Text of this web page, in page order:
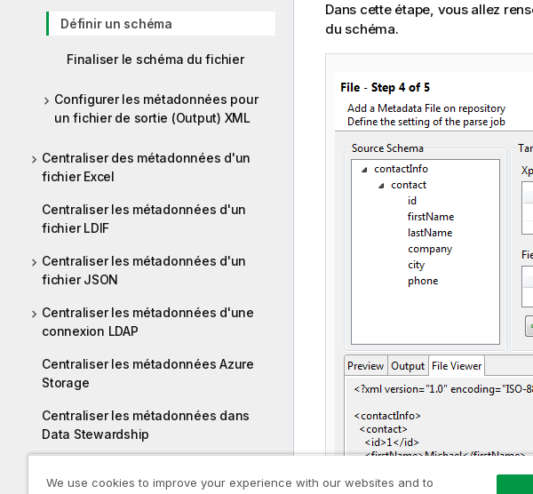
Définir un schéma
Finaliser le schéma du fichier
Configurer les métadonnées pour
un fichier de sortie (Output) XML
Centraliser des métadonnées d'un
fichier Excel
Centraliser les métadonnées d'un
fichier LDIF
Centraliser les métadonnées d'un
fichier JSON
Centraliser les métadonnées d'une
connexion LDAP
Centraliser les métadonnées Azure
Storage
Centraliser les métadonnées dans
Data Stewardship
Drive
Dans cette étape, vous allez
du schéma.
We use cookies to improve your experience with our websites and to